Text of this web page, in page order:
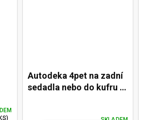
Autodeka 4pet na zadní
sedadla nebo do kufru -